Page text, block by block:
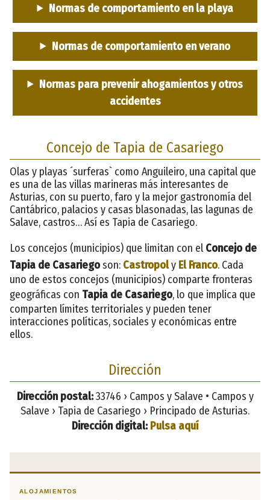
Normas de comportamiento en la playa
Normas de comportamiento en verano
Normas para prevenir ahogamientos y otros
accidentes
Concejo de Tapia de Casariego
Olas y playas ´surferas` como Anguileiro, una capital que
es una de las villas marineras más interesantes de
Asturias, con su puerto, faro y la mejor gastronomía del
Cantábrico, palacios y casas blasonadas, las lagunas de
Salave, castros… Así es Tapia de Casariego.
Los concejos (municipios) que limitan con el Concejo de
Tapia de Casariegoson: Castropoly El Franco. Cada
uno de estos concejos (municipios) comparte fronteras
geográficas con Tapia de Casariego, lo que implica que
comparten límites territoriales y pueden tener
interacciones políticas, sociales y económicas entre
ellos.
Dirección
Dirección postal:33746 › Campos y Salave • Campos y
Salave › Tapia de Casariego › Principado de Asturias.
Dirección digital: Pulsa aquí